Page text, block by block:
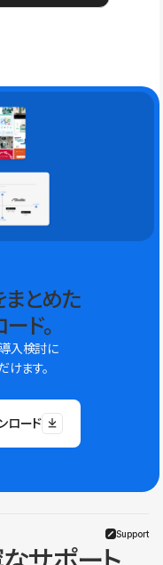
まとめた
ド。
入検討に
ます。
ロード
Support